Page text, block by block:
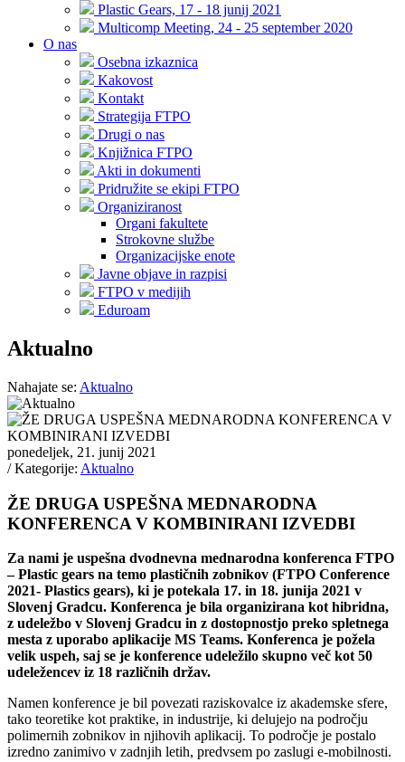
Plastic Gears, 17 - 18 junij 2021
Multicomp Meeting, 24 - 25 september 2020
O nas
Osebna izkaznica
Kakovost
Kontakt
Strategija FTPO
Drugi o nas
Knjižnica FTPO
Akti in dokumenti
Pridružite se ekipi FTPO
Organiziranost
Organi fakultete
Strokovne službe
Organizacijske enote
Javne objave in razpisi
FTPO v medijih
Eduroam
Aktualno
Nahajate se: Aktualno
ponedeljek, 21. junij 2021
/ Kategorije: Aktualno
ŽE DRUGA USPEŠNA MEDNARODNA
KONFERENCA V KOMBINIRANI IZVEDBI
Za nami je uspešna dvodnevna mednarodna konferenca FTPO
– Plastic gears na temo plastičnih zobnikov (FTPO Conference
2021- Plastics gears), ki je potekala 17. in 18. junija 2021 v
Slovenj Gradcu. Konferenca je bila organizirana kot hibridna,
z udeležbo v Slovenj Gradcu in z dostopnostjo preko spletnega
mesta z uporabo aplikacije MS Teams. Konferenca je požela
velik uspeh, saj se je konference udeležilo skupno več kot 50
udeležencev iz 18 različnih držav.
Namen konference je bil povezati raziskovalce iz akademske sfere,
tako teoretike kot praktike, in industrije, ki delujejo na področju
polimernih zobnikov in njihovih aplikacij. To področje je postalo
izredno zanimivo v zadnjih letih, predvsem po zaslugi e-mobilnosti.